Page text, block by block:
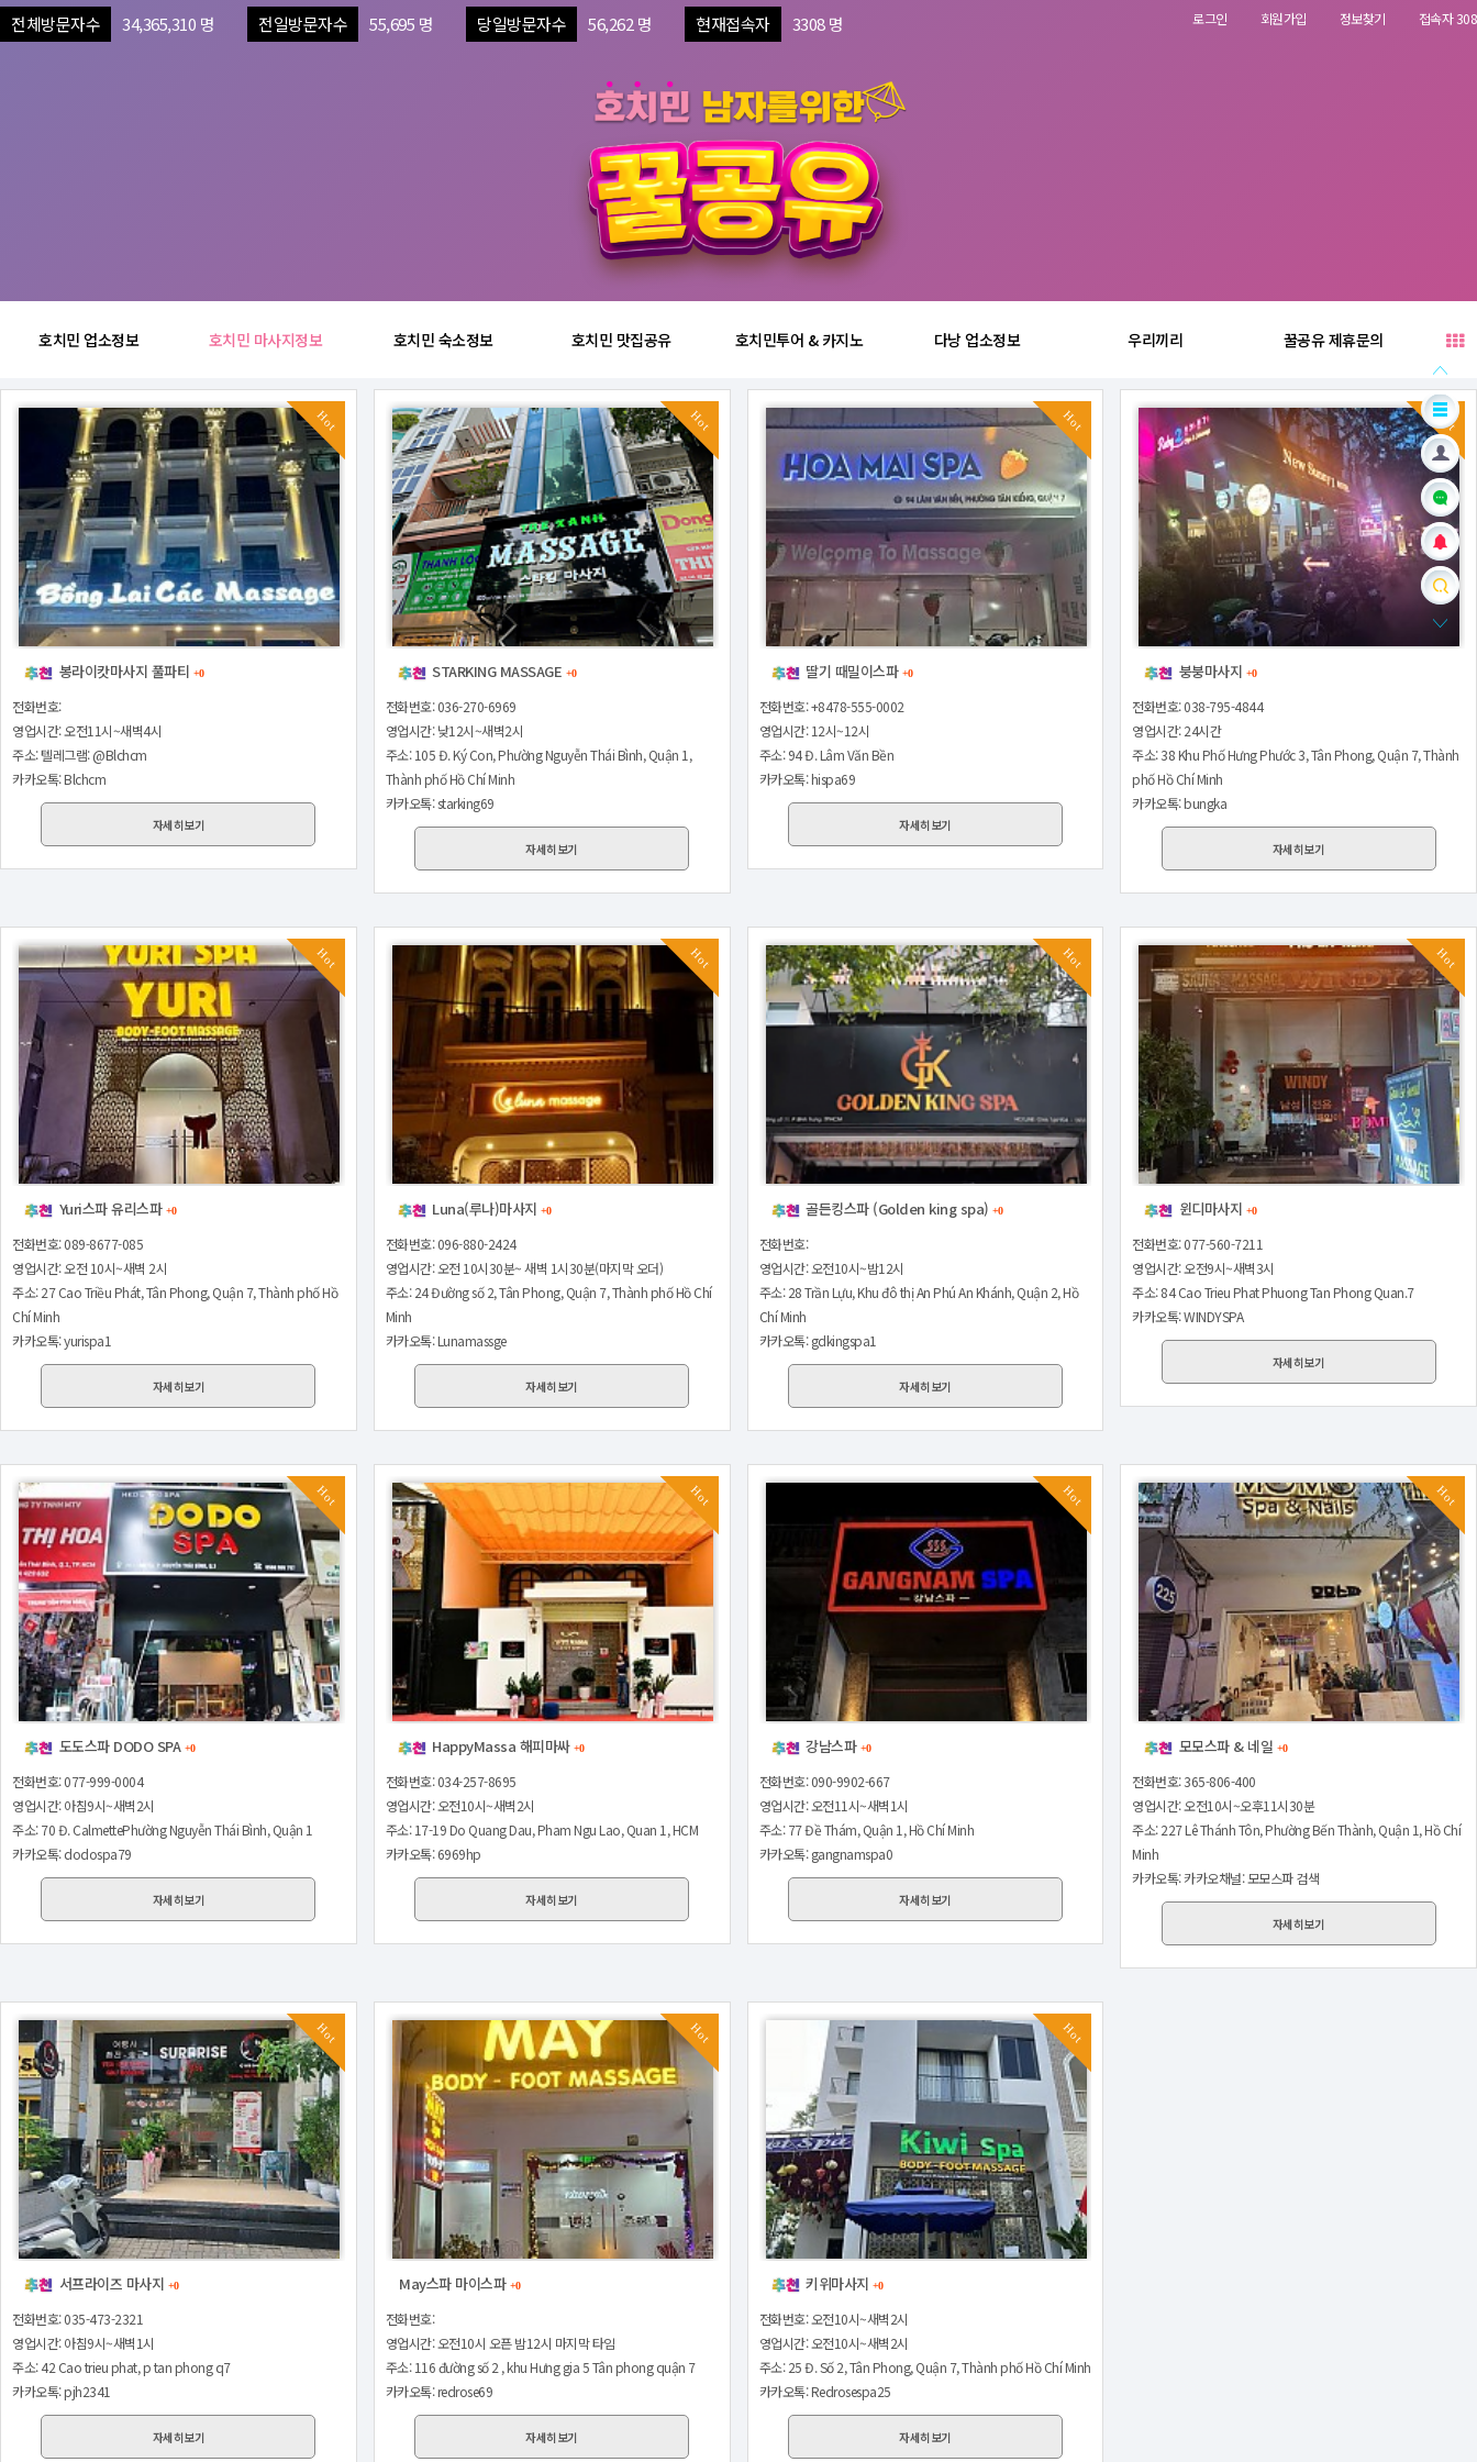
전체방문자수 34,365,310 명 전일방문자수 55,695 명 당일방문자수 56,262 명 현재접속자 3308 명 로그인 회원가입 정보찾기 접속자 308
호치민 업소정보 호치민 마사지정보 호치민 숙소정보 호치민 맛집공유 호치민투어 & 카지노 다낭 업소정보 우리끼리 꿀공유 제휴문의
Hot
봉라이캇마사지 풀파티 +0
전화번호:
영업시간: 오전11시~새벽4시
주소: 텔레그램: @Blchcm
카카오톡: Blchcm
자세히보기
Hot
STARKING MASSAGE +0
전화번호: 036-270-6969
영업시간: 낮12시~새벽2시
주소: 105 Đ. Ký Con, Phường Nguyễn Thái Bình, Quận 1,
Thành phố Hồ Chí Minh
카카오톡: starking69
자세히보기
Hot
딸기 때밀이스파 +0
전화번호: +8478-555-0002
영업시간: 12시~12시
주소: 94 Đ. Lâm Văn Bền
카카오톡: hispa69
자세히보기
Hot
붕붕마사지 +0
전화번호: 038-795-4844
영업시간: 24시간
주소: 38 Khu Phố Hưng Phước 3, Tân Phong, Quận 7, Thành
phố Hồ Chí Minh
카카오톡: bungka
자세히보기
Hot
Yuri스파 유리스파 +0
전화번호: 089-8677-085
영업시간: 오전 10시~새벽 2시
주소: 27 Cao Triều Phát, Tân Phong, Quận 7, Thành phố Hồ
Chí Minh
카카오톡: yurispa1
자세히보기
Hot
Luna(루나)마사지+0
전화번호: 096-880-2424
영업시간: 오전 10시30분~ 새벽 1시30분(마지막 오더)
주소: 24 Đường số 2, Tân Phong, Quận 7, Thành phố Hồ Chí
Minh
카카오톡: Lunamassge
자세히보기
Hot
골든킹스파 (Golden king spa) +0
전화번호:
영업시간: 오전10시~밤12시
주소: 28 Trần Lựu, Khu đô thị An Phú An Khánh, Quận 2, Hồ
Chí Minh
카카오톡: gdkingspa1
자세히보기
Hot
윈디마사지 +0
전화번호: 077-560-7211
영업시간: 오전9시~새벽3시
주소: 84 Cao Trieu Phat Phuong Tan Phong Quan.7
카카오톡: WINDYSPA
자세히보기
Hot
도도스파 DODO SPA +0
전화번호: 077-999-0004
영업시간: 아침9시~새벽2시
주소: 70 Đ. CalmettePhường Nguyễn Thái Bình, Quận 1
카카오톡: dodospa79
자세히보기
Hot
HappyMassa 해피마싸+0
전화번호: 034-257-8695
영업시간: 오전10시~새벽2시
주소: 17-19 Do Quang Dau, Pham Ngu Lao, Quan 1, HCM
카카오톡: 6969hp
자세히보기
Hot
강남스파 +0
전화번호: 090-9902-667
영업시간: 오전11시~새벽1시
주소: 77 Đề Thám, Quận 1, Hồ Chí Minh
카카오톡: gangnamspa0
자세히보기
Hot
모모스파 & 네일 +0
전화번호: 365-806-400
영업시간: 오전10시~오후11시30분
주소: 227 Lê Thánh Tôn, Phường Bến Thành, Quận 1, Hồ Chí
Minh
카카오톡: 카카오채널: 모모스파 검색
자세히보기
Hot
서프라이즈 마사지 +0
전화번호: 035-473-2321
영업시간: 아침9시~새벽1시
주소: 42 Cao trieu phat, p tan phong q7
카카오톡: pjh2341
자세히보기
Hot
May스파 마이스파 +0
전화번호:
영업시간: 오전10시 오픈 밤12시 마지막 타임
주소: 116 đường số 2 , khu Hưng gia 5 Tân phong quận 7
카카오톡: redrose69
자세히보기
Hot
키위마사지 +0
전화번호: 오전10시~새벽2시
영업시간: 오전10시~새벽2시
주소: 25 Đ. Số 2, Tân Phong, Quận 7, Thành phố Hồ Chí Minh
카카오톡: Redrosespa25
자세히보기